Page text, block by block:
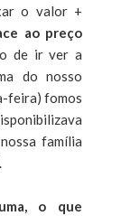
o valor +
ao preço
de ir ver a
do nosso
feira) fomos
família
o que